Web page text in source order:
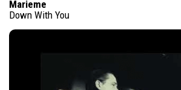
Marieme
Down With You